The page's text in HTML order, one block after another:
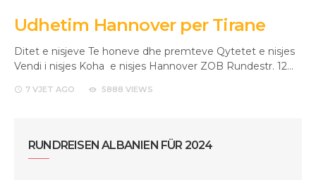
Udhetim Hannover per Tirane
Ditet e nisjeve Te honeve dhe premteve Qytetet e nisjes
Vendi i nisjes Koha e nisjes Hannover ZOB Rundestr. 12…
7 VJET AGO 5888 VIEWS
RUNDREISEN ALBANIEN FÜR 2024